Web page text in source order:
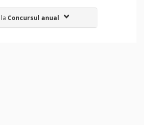
la Concursul anual